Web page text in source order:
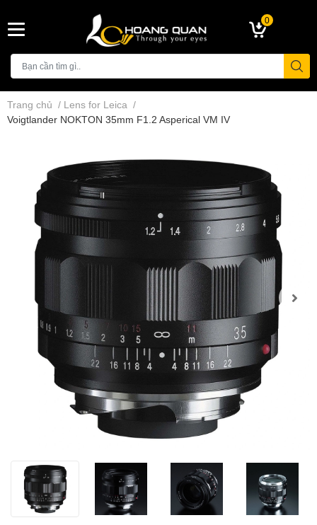
0
Trang chủ / Lens for Leica /
Voigtlander NOKTON 35mm F1.2 Asperical VM IV